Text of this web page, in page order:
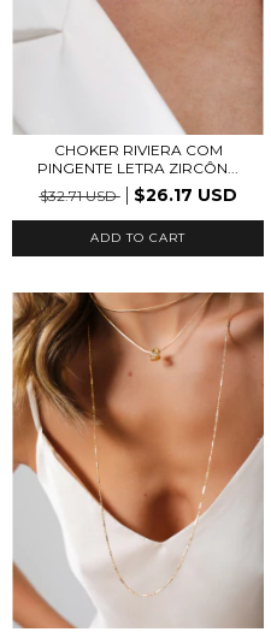
CHOKER RIVIERA COM
PINGENTE LETRA ZIRCÔN...
$32.71 USD
$26.17 USD
ADD TO CART